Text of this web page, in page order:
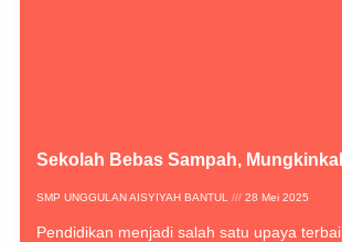
Sekolah Bebas Sampah,
SMP UNGGULAN AISYIYAH BANTUL 28 Mei 2025
Pendidikan menjadi salah satu upaya